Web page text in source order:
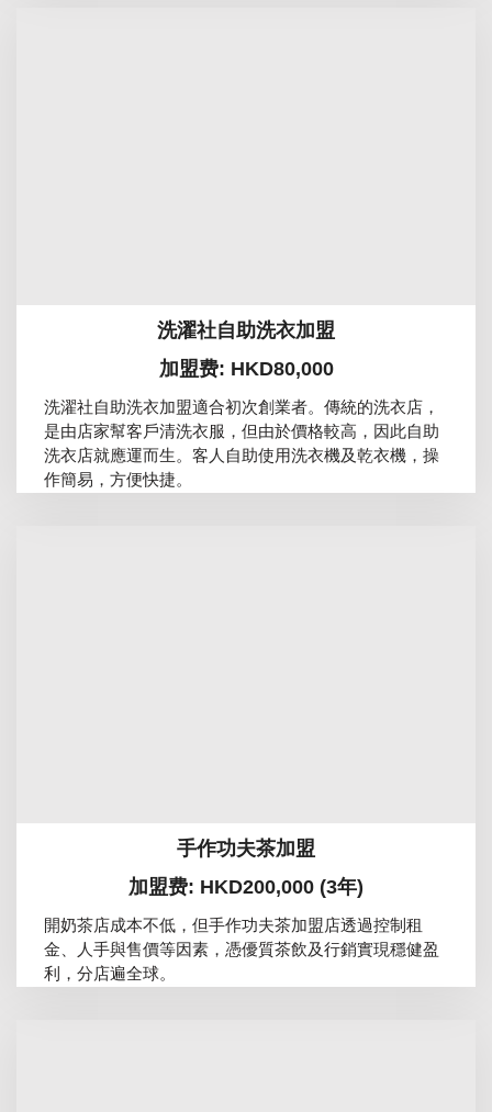
洗濯社自助洗衣加盟
加盟费: HKD80,000
洗濯社自助洗衣加盟適合初次創業者。傳統的洗衣店，
是由店家幫客戶清洗衣服，但由於價格較高，因此自助
洗衣店就應運而生。客人自助使用洗衣機及乾衣機，操
作簡易，方便快捷。
手作功夫茶加盟
加盟费: HKD200,000 (3年)
開奶茶店成本不低，但手作功夫茶加盟店透過控制租
金、人手與售價等因素，憑優質茶飲及行銷實現穩健盈
利，分店遍全球。